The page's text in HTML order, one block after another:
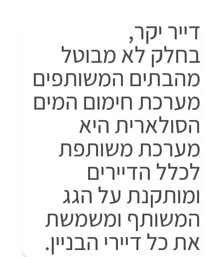
דייר יקר,
בחלק לא מבוטל
מהבתים המשותפים
מערכת חימום המים
הסולארית היא
מערכת משותפת
לכלל הדיירים
ומותקנת על הגג
המשותף ומשמשת
את כל דיירי הבניין.